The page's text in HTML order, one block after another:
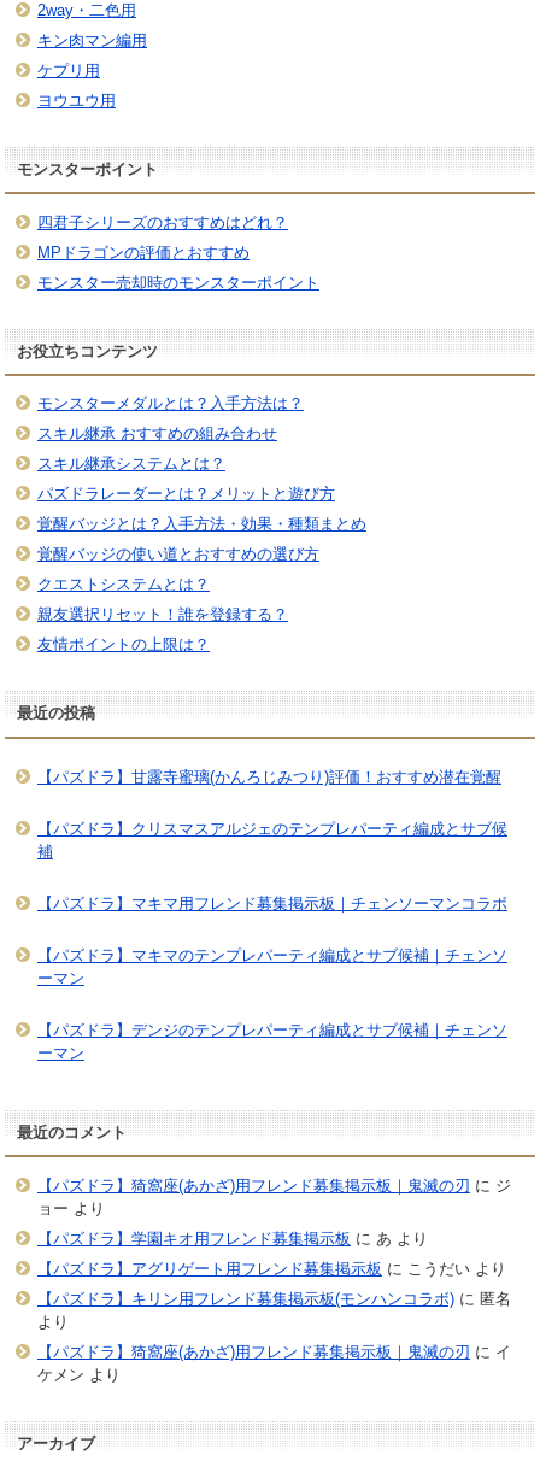
2way・二色用
キン肉マン編用
ケプリ用
ヨウユウ用
モンスターポイント
四君子シリーズのおすすめはどれ？
MPドラゴンの評価とおすすめ
モンスター売却時のモンスターポイント
お役立ちコンテンツ
モンスターメダルとは？入手方法は？
スキル継承 おすすめの組み合わせ
スキル継承システムとは？
パズドラレーダーとは？メリットと遊び方
覚醒バッジとは？入手方法・効果・種類まとめ
覚醒バッジの使い道とおすすめの選び方
クエストシステムとは？
親友選択リセット！誰を登録する？
友情ポイントの上限は？
最近の投稿
【パズドラ】甘露寺蜜璃(かんろじみつり)評価！おすすめ潜在覚醒
【パズドラ】クリスマスアルジェのテンプレパーティ編成とサブ候
補
【パズドラ】マキマ用フレンド募集掲示板｜チェンソーマンコラボ
【パズドラ】マキマのテンプレパーティ編成とサブ候補｜チェンソ
ーマン
【パズドラ】デンジのテンプレパーティ編成とサブ候補｜チェンソ
ーマン
最近のコメント
【パズドラ】猗窩座(あかざ)用フレンド募集掲示板｜鬼滅の刃 に ジ
ョー より
【パズドラ】学園キオ用フレンド募集掲示板 に あ より
【パズドラ】アグリゲート用フレンド募集掲示板 に こうだいより
【パズドラ】キリン用フレンド募集掲示板(モンハンコラボ)に 匿名
より
【パズドラ】猗窩座(あかざ)用フレンド募集掲示板｜鬼滅の刃 に イ
ケメン より
アーカイブ